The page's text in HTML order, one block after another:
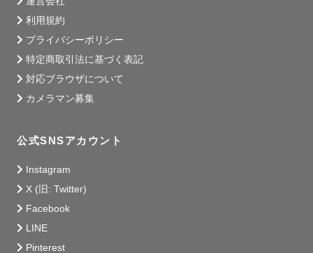
利用規約
プライバシーポリシー
特定商取引法に基づく表記
対応ブラウザについて
カメラマン募集
公式SNSアカウント
Instagram
X (旧: Twitter)
Facebook
LINE
Pinterest